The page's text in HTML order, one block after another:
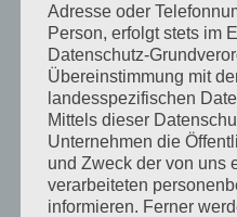
irgendein Regal gegriffen
ein Ende zu machen,
ging, möglichste viel Zeit
machte ich das
fahrig war, dass mir
herunterfielen und durch
ich Minuten auf den Knien
Adresse oder
Person, erfolgt stets im
Datenschutz-
Übereinstimmung mit
landesspezifischen
Mittels dieser
Unternehmen die
und Zweck der von uns
verarbeiteten
informieren. Ferner